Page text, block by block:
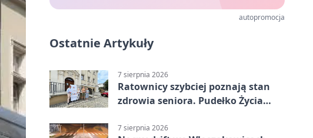
autopromocja
Ostatnie Artykuły
7 sierpnia 2026
Ratownicy szybciej poznają stan
zdrowia seniora. Pudełko Życia
7 sierpnia 2026